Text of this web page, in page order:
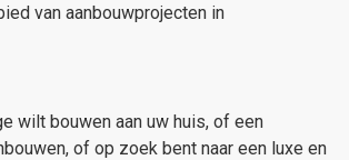
van aanbouwprojecten in
wilt bouwen aan uw huis, of een
of op zoek bent naar een luxe en